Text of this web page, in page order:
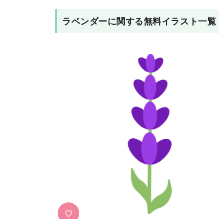
ラベンダーに関する無料イラスト一覧
♡